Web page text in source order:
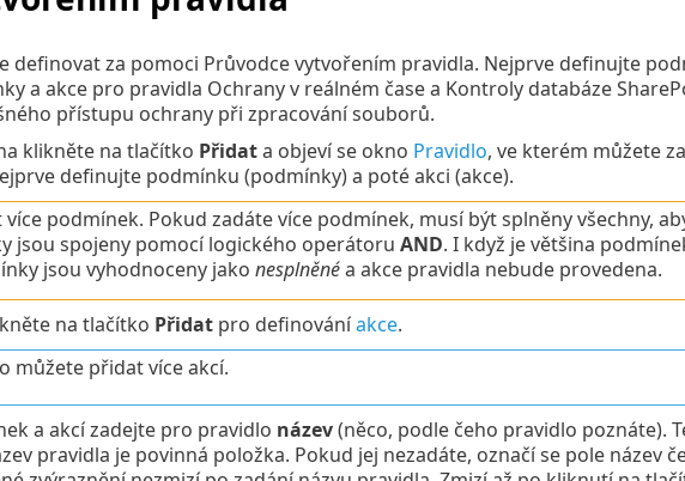
definovat za pomoci Průvodce vytvořením pravidla. Nejprve definujte
a akce pro pravidla Ochrany v reálném čase a Kontroly databáze
přístupu ochrany při zpracování souborů.
klikněte na tlačítko Přidata objeví se okno Pravidlo, ve kterém můžete
definujte podmínku (podmínky) a poté akci (akce).
podmínek. Pokud zadáte více podmínek, musí být splněny všechny,
jsou spojeny pomocí logického operátoru AND. I když je většina
jsou vyhodnoceny jako nesplněnéa akce pravidla nebude provedena.
na tlačítko Přidatpro definováníakce.
můžete přidat více akcí.
a akcí zadejte pro pravidlo název(něco, podle čeho pravidlo poznáte).
pravidla je povinná položka. Pokud jej nezadáte, označí se pole název